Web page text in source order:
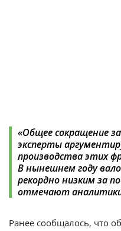
«Общее сокращение
эксперты
производства этих
В нынешнем году
рекордно низким за
отмечают
Ранее сообщалось, что